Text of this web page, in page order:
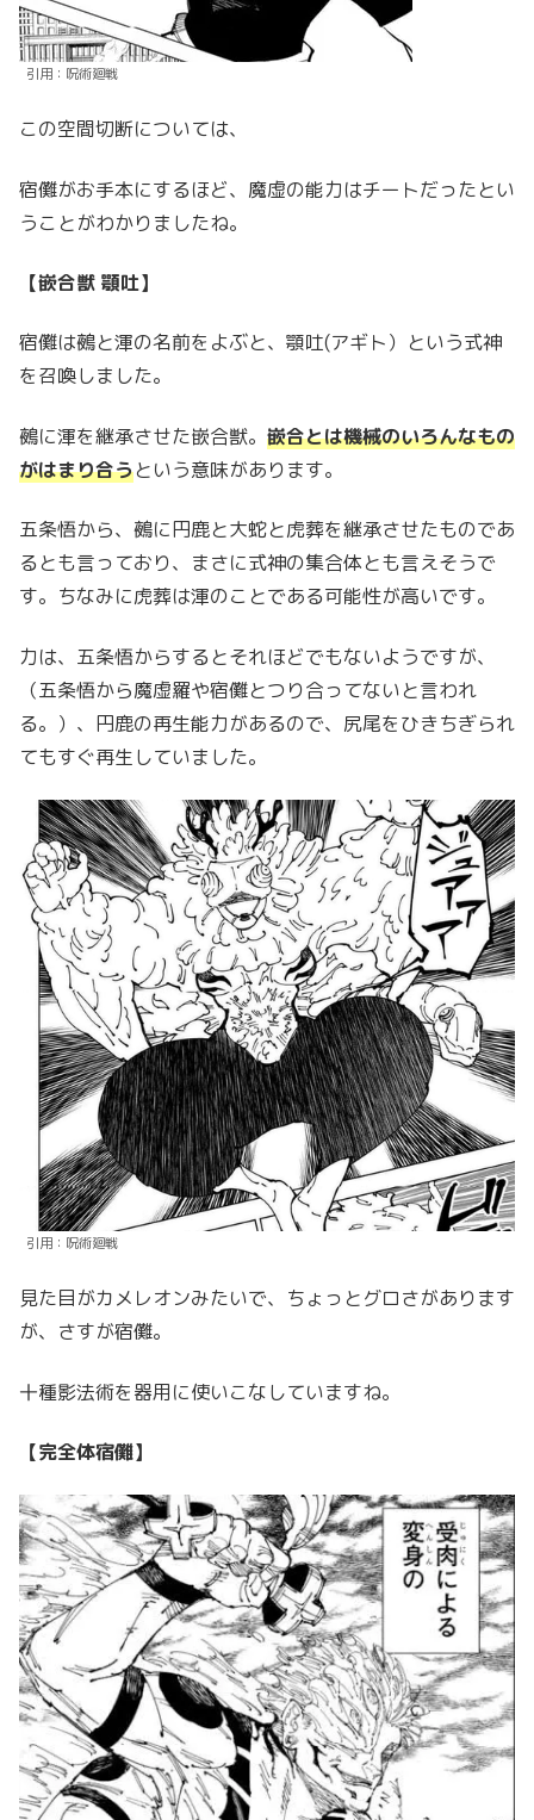
引用：呪術廻戦
この空間切断については、
宿儺がお手本にするほど、魔虚の能力はチートだったとい
うことがわかりましたね。
【嵌合獣 顎吐】
宿儺は鵺と渾の名前をよぶと、顎吐(アギト）という式神
を召喚しました。
鵺に渾を継承させた嵌合獣。 嵌合とは機械のいろんなもの
がはまり合うという意味があります。
五条悟から、鵺に円鹿と大蛇と虎葬を継承させたものであ
るとも言っており、まさに式神の集合体とも言えそうで
す。ちなみに虎葬は渾のことである可能性が高いです。
力は、五条悟からするとそれほどでもないようですが、
（五条悟から魔虚羅や宿儺とつり合ってないと言われ
る。）、円鹿の再生能力があるので、尻尾をひきちぎられ
てもすぐ再生していました。
引用：呪術廻戦
見た目がカメレオンみたいで、ちょっとグロさがあります
が、さすが宿儺。
十種影法術を器用に使いこなしていますね。
【完全体宿儺】